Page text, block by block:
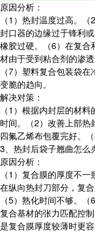
原因分析：
（1）热封温度过高。
封口器的边缘过于锋利
橡胶过硬。（6）在复合
材由于受到粘合剂的渗
（7）塑料复合包装袋
变脆的趋向。
解决对策：
（1）根据内封层的材
时间。（2）改善上部热
四氟乙烯布包覆完好。
3、热封后袋子翘曲怎么
原因分析：
（1）复合膜的厚度不
在纵向热封刀部分，复
（5）熟化时间不够。
复合基材的张力匹配控
是复合膜厚度较薄时更容